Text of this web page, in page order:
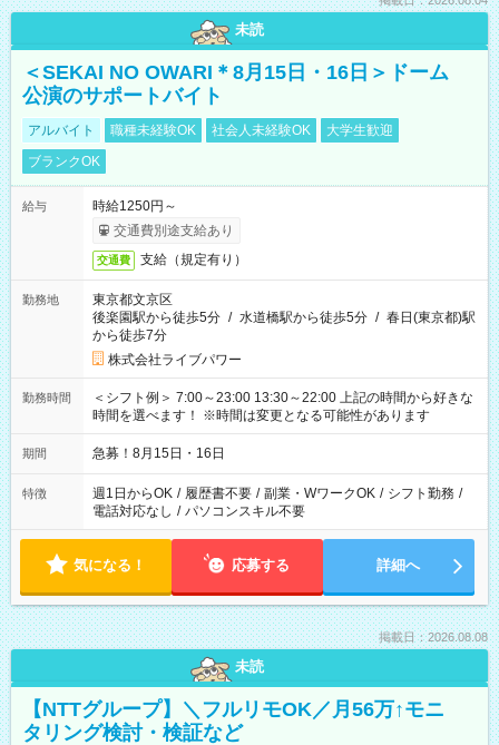
未読
＜SEKAI NO OWARI＊8月15日・16日＞ドーム
公演のサポートバイト
アルバイト 職種未経験OK 社会人未経験OK
大学生歓迎
ブランクOK
給与
時給1250円～
交通費別途支給あり
交通費 支給（規定有り）
勤務地
東京都文京区
後楽園駅から徒歩5分 / 水道橋駅から徒歩5分 / 春日(東京都)駅
から徒歩7分
株式会社ライブパワー
勤務時間
＜シフト例＞ 7:00～23:00 13:30～22:00 上記の時間から好きな
時間を選べます！ ※時間は変更となる可能性があります
期間 急募！8月15日・16日
特徴 週1日からOK / 履歴書不要 / 副業・WワークOK / シフト勤務 /
電話対応なし / パソコンスキル不要
気になる！ 応募する 詳細へ
掲載日：2026.08.08
未読
【NTTグループ】＼フルリモOK／月56万↑モニ
タリング検討・検証など